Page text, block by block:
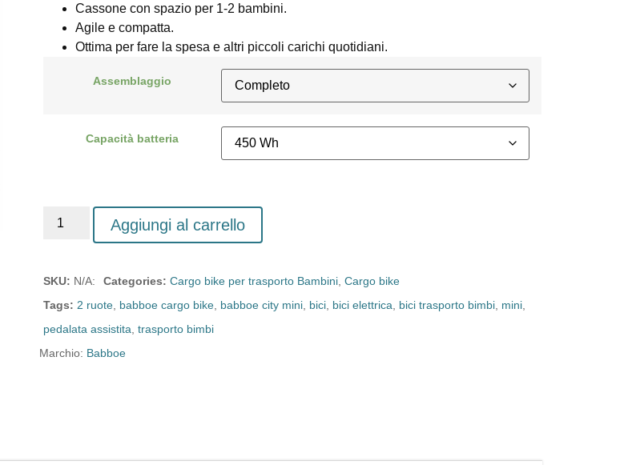
Cassone con spazio per 1-2 bambini.
Agile e compatta.
Ottima per fare la spesa e altri piccoli carichi quotidiani.
Assemblaggio
Capacità batteria
Aggiungi al carrello
SKU: N/A: Categories:Cargo bike per trasporto Bambini ,Cargo bike
Tags: 2 ruote babboe cargo bike babboe city mini bici bici elettrica bici trasporto bimbi mini
pedalata assistita ,trasporto bimbi
Marchio: Babboe